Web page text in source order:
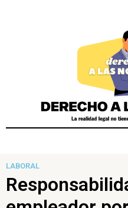
LABORAL